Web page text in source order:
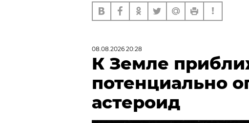
08.08.2026 20:28
К Земле
потенциально
астероид